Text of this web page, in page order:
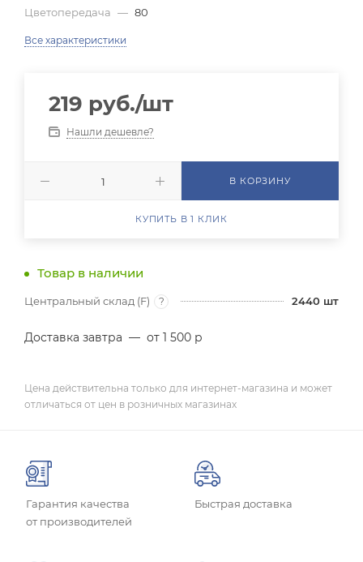
Цветопередача — 80
Все характеристики
219 руб./шт
Нашли дешевле?
В КОРЗИНУ
КУПИТЬ В 1 КЛИК
Товар в наличии
Центральный склад (F) ? 2440 шт
Доставка завтра — от 1 500 р
Цена действительна только для интернет-магазина и может
отличаться от цен в розничных магазинах
Гарантия качества
от производителей
Быстрая доставка